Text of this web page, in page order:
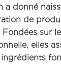
a donné
de
sur
elles